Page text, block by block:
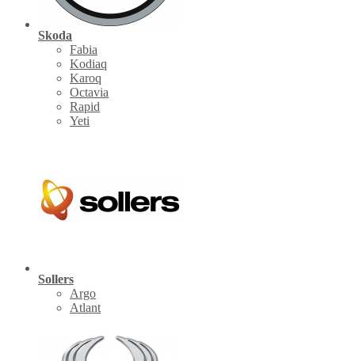
Skoda
Fabia
Kodiaq
Karoq
Octavia
Rapid
Yeti
Sollers
Argo
Atlant